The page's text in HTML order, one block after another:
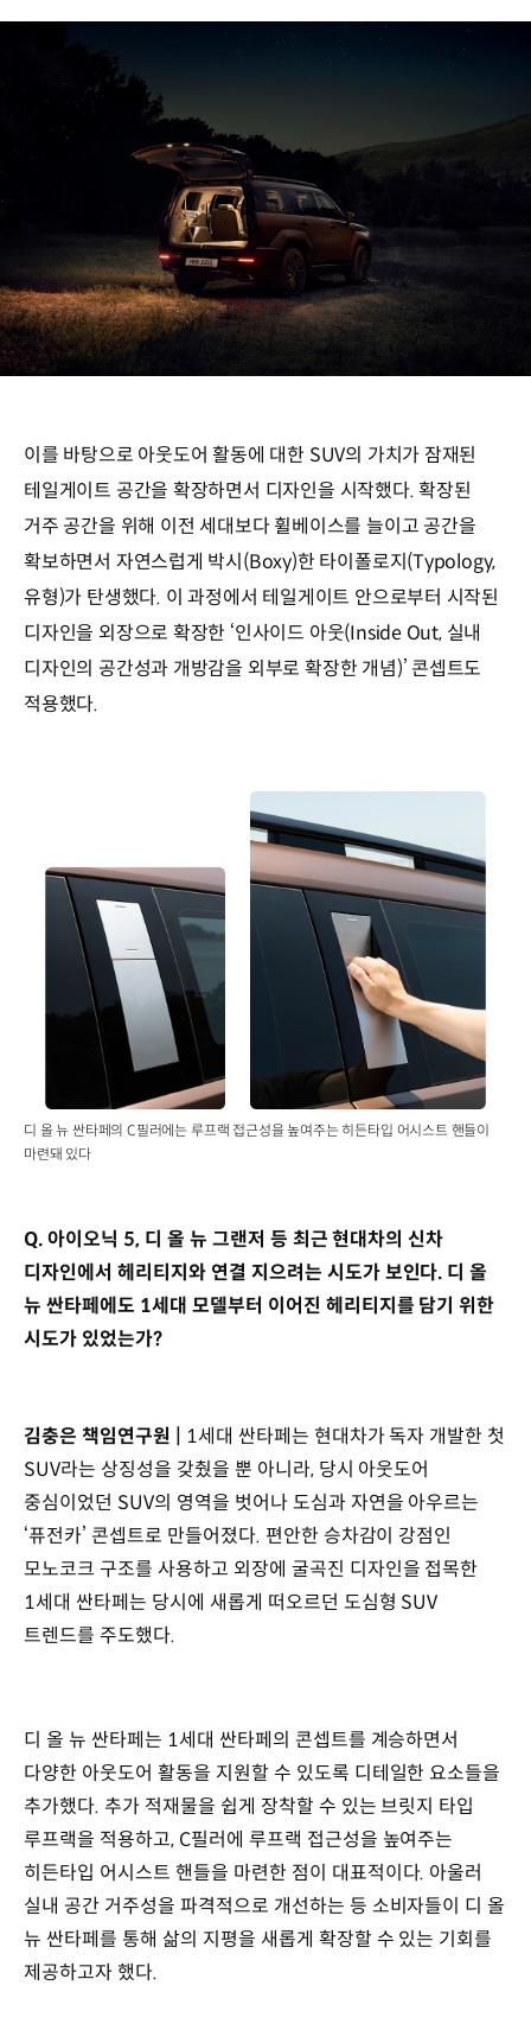
이를 바탕으로 아웃도어 활동에 대한 SUV의 가치가 잠재된
테일게이트 공간을 확장하면서 디자인을 시작했다. 확장된
거주 공간을 위해 이전 세대보다 휠베이스를 늘이고 공간을
확보하면서 자연스럽게 박시(Boxy)한 타이폴로지(Typology,
유형)가 탄생했다. 이 과정에서 테일게이트 안으로부터 시작된
디자인을 외장으로 확장한 ‘인사이드 아웃(Inside Out, 실내
디자인의 공간성과 개방감을 외부로 확장한 개념)’ 콘셉트도
적용했다.
디 올 뉴 싼타페의 C필러에는 루프랙 접근성을 높여주는 히든타입 어시스트 핸들이
마련돼 있다
Q. 아이오닉 5, 디 올 뉴 그랜저 등 최근 현대차의 신차
디자인에서 헤리티지와 연결 지으려는 시도가 보인다. 디 올
뉴 싼타페에도 1세대 모델부터 이어진 헤리티지를 담기 위한
시도가 있었는가?
김충은 책임연구원 |
1세대 싼타페는 현대차가 독자 개발한 첫
SUV라는 상징성을 갖췄을 뿐 아니라, 당시 아웃도어
중심이었던 SUV의 영역을 벗어나 도심과 자연을 아우르는
‘퓨전카’ 콘셉트로 만들어졌다. 편안한 승차감이 강점인
모노코크 구조를 사용하고 외장에 굴곡진 디자인을 접목한
1세대 싼타페는 당시에 새롭게 떠오르던 도심형 SUV
트렌드를 주도했다.
디 올 뉴 싼타페는 1세대 싼타페의 콘셉트를 계승하면서
다양한 아웃도어 활동을 지원할 수 있도록 디테일한 요소들을
추가했다. 추가 적재물을 쉽게 장착할 수 있는 브릿지 타입
루프랙을 적용하고, C필러에 루프랙 접근성을 높여주는
히든타입 어시스트 핸들을 마련한 점이 대표적이다. 아울러
실내 공간 거주성을 파격적으로 개선하는 등 소비자들이 디 올
뉴 싼타페를 통해 삶의 지평을 새롭게 확장할 수 있는 기회를
제공하고자 했다.